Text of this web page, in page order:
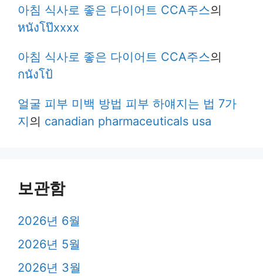
아침 식사로 좋은 다이어트 CCA주스의
หนังโป๊xxxx
아침 식사로 좋은 다이어트 CCA주스의
กนังโป้
얼굴 피부 미백 방법 피부 하얘지는 법 7가
지의 canadian pharmaceuticals usa
보관함
2026년 6월
2026년 5월
2026년 3월